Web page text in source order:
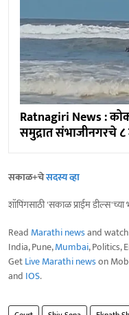
Ratnagiri News :
समुद्रात संभाजीनगरचे
सकाळ+चेसदस्य व्हा
शॉपिंगसाठी 'सकाळ प्राईम
Read Marathi newsand
India, Pune,Mumbai, Politics,
GetLive Marathi newson
and IOS.